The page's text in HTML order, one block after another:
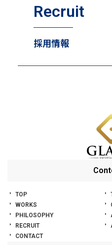
ショートドラマ「青春パズ
TikTok「今日々是好日」
NHKBSプレミアム「照子
テレビ朝日「PJ～航空救難
フジテレビ「波うららかに
テレビ朝日「プライベー
2025年1月9日～
Recruit
採用情報
TOP
WORKS
PHILOSOPHY
RECRUIT
CONTACT